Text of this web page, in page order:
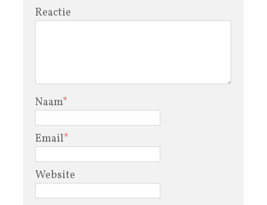
Reactie
Naam*
Email*
Website